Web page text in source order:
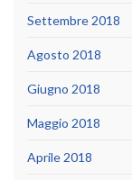
Settembre 2018
Agosto 2018
Giugno 2018
Maggio 2018
Aprile 2018